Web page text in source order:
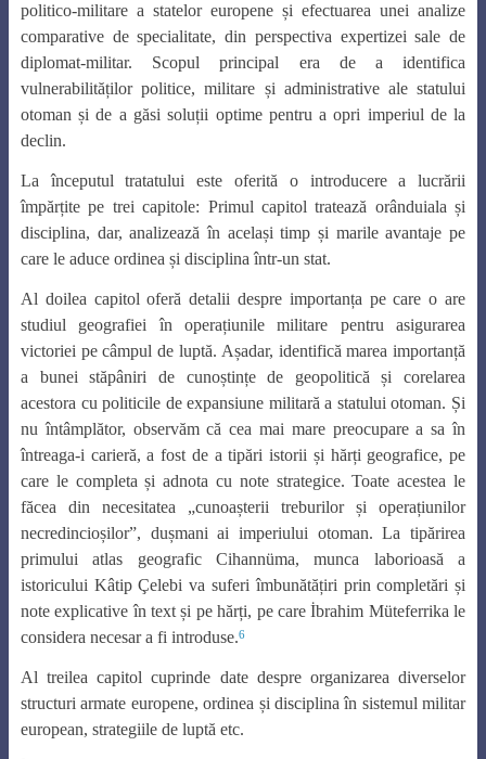
politico-militare a statelor europene și efectuarea unei analize
comparative de specialitate, din perspectiva expertizei sale de
diplomat-militar. Scopul principal era de a identifica
vulnerabilităților politice, militare și administrative ale statului
otoman și de a găsi soluții optime pentru a opri imperiul de la
declin.
La începutul tratatului este oferită o introducere a lucrării
împărțite pe trei capitole: Primul capitol tratează orânduiala și
disciplina, dar, analizează în același timp și marile avantaje pe
care le aduce ordinea și disciplina într-un stat.
Al doilea capitol oferă detalii despre importanța pe care o are
studiul geografiei în operațiunile militare pentru asigurarea
victoriei pe câmpul de luptă. Așadar, identifică marea importanță
a bunei stăpâniri de cunoștințe de geopolitică și corelarea
acestora cu politicile de expansiune militară a statului otoman. Și
nu întâmplător, observăm că cea mai mare preocupare a sa în
întreaga-i carieră, a fost de a tipări istorii și hărți geografice, pe
care le completa și adnota cu note strategice. Toate acestea le
făcea din necesitatea „cunoașterii treburilor și operațiunilor
necredincioșilor”, dușmani ai imperiului otoman. La tipărirea
primului atlas geografic Cihannüma, munca laborioasă a
istoricului Kâtip Çelebi va suferi îmbunătățiri prin completări și
note explicative în text și pe hărți, pe care İbrahim Müteferrika le
considera necesar a fi introduse.6
Al treilea capitol cuprinde date despre organizarea diverselor
structuri armate europene, ordinea și disciplina în sistemul militar
european, strategiile de luptă etc.